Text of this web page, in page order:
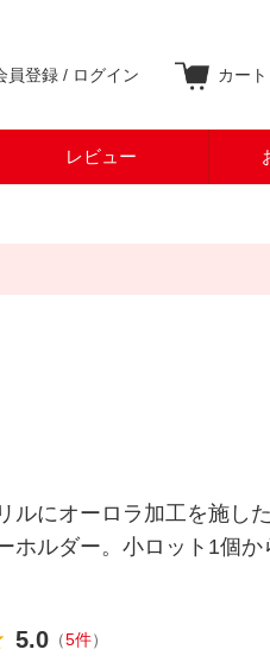
員登録 / ログイン カート
レビュー
ルにオーロラ加工を施し
ホルダー。小ロット1個か
5.0 （5件）